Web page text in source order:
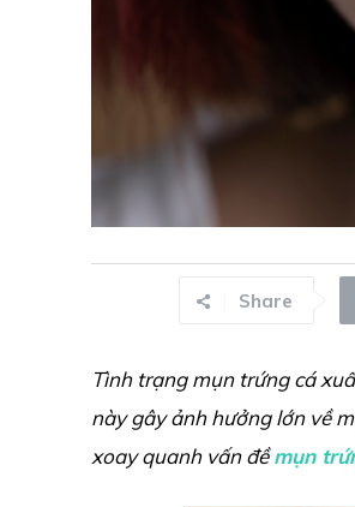
Share
Tình trạng mụn trứng cá
này gây ảnh hưởng lớn về
xoay quanh vấn đềmụn